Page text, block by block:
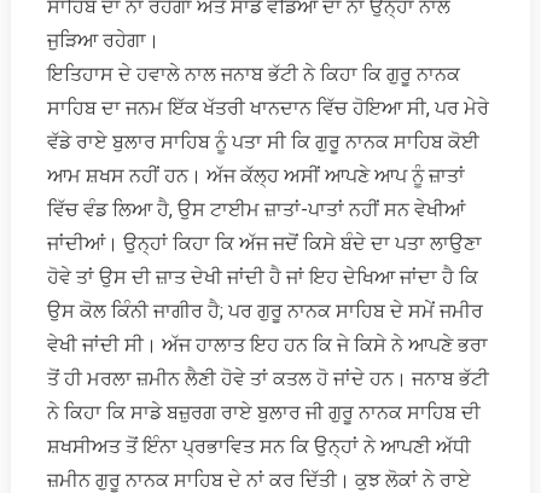
ਸਾਹਿਬ ਦਾ ਨਾਂ ਰਹੇਗਾ ਅਤੇ ਸਾਡੇ ਵੱਡਿਆਂ ਦਾ ਨਾਂ ਉਨ੍ਹਾਂ ਨਾਲ
ਜੁੜਿਆ ਰਹੇਗਾ।
ਇਤਿਹਾਸ ਦੇ ਹਵਾਲੇ ਨਾਲ ਜਨਾਬ ਭੱਟੀ ਨੇ ਕਿਹਾ ਕਿ ਗੁਰੂ ਨਾਨਕ
ਸਾਹਿਬ ਦਾ ਜਨਮ ਇੱਕ ਖੱਤਰੀ ਖਾਨਦਾਨ ਵਿੱਚ ਹੋਇਆ ਸੀ, ਪਰ ਮੇਰੇ
ਵੱਡੇ ਰਾਏ ਬੁਲਾਰ ਸਾਹਿਬ ਨੂੰ ਪਤਾ ਸੀ ਕਿ ਗੁਰੂ ਨਾਨਕ ਸਾਹਿਬ ਕੋਈ
ਆਮ ਸ਼ਖਸ ਨਹੀਂ ਹਨ। ਅੱਜ ਕੱਲ੍ਹ ਅਸੀਂ ਆਪਣੇ ਆਪ ਨੂੰ ਜ਼ਾਤਾਂ
ਵਿੱਚ ਵੰਡ ਲਿਆ ਹੈ, ਉਸ ਟਾਈਮ ਜ਼ਾਤਾਂ-ਪਾਤਾਂ ਨਹੀਂ ਸਨ ਵੇਖੀਆਂ
ਜਾਂਦੀਆਂ। ਉਨ੍ਹਾਂ ਕਿਹਾ ਕਿ ਅੱਜ ਜਦੋਂ ਕਿਸੇ ਬੰਦੇ ਦਾ ਪਤਾ ਲਾਉਣਾ
ਹੋਵੇ ਤਾਂ ਉਸ ਦੀ ਜ਼ਾਤ ਦੇਖੀ ਜਾਂਦੀ ਹੈ ਜਾਂ ਇਹ ਦੇਖਿਆ ਜਾਂਦਾ ਹੈ ਕਿ
ਉਸ ਕੋਲ ਕਿੰਨੀ ਜਾਗੀਰ ਹੈ; ਪਰ ਗੁਰੂ ਨਾਨਕ ਸਾਹਿਬ ਦੇ ਸਮੇਂ ਜਮੀਰ
ਵੇਖੀ ਜਾਂਦੀ ਸੀ। ਅੱਜ ਹਾਲਾਤ ਇਹ ਹਨ ਕਿ ਜੇ ਕਿਸੇ ਨੇ ਆਪਣੇ ਭਰਾ
ਤੋਂ ਹੀ ਮਰਲਾ ਜ਼ਮੀਨ ਲੈਣੀ ਹੋਵੇ ਤਾਂ ਕਤਲ ਹੋ ਜਾਂਦੇ ਹਨ। ਜਨਾਬ ਭੱਟੀ
ਨੇ ਕਿਹਾ ਕਿ ਸਾਡੇ ਬਜ਼ੁਰਗ ਰਾਏ ਬੁਲਾਰ ਜੀ ਗੁਰੂ ਨਾਨਕ ਸਾਹਿਬ ਦੀ
ਸ਼ਖਸੀਅਤ ਤੋਂ ਇੰਨਾ ਪ੍ਰਭਾਵਿਤ ਸਨ ਕਿ ਉਨ੍ਹਾਂ ਨੇ ਆਪਣੀ ਅੱਧੀ
ਜ਼ਮੀਨ ਗੁਰੂ ਨਾਨਕ ਸਾਹਿਬ ਦੇ ਨਾਂ ਕਰ ਦਿੱਤੀ। ਕੁਝ ਲੋਕਾਂ ਨੇ ਰਾਏ